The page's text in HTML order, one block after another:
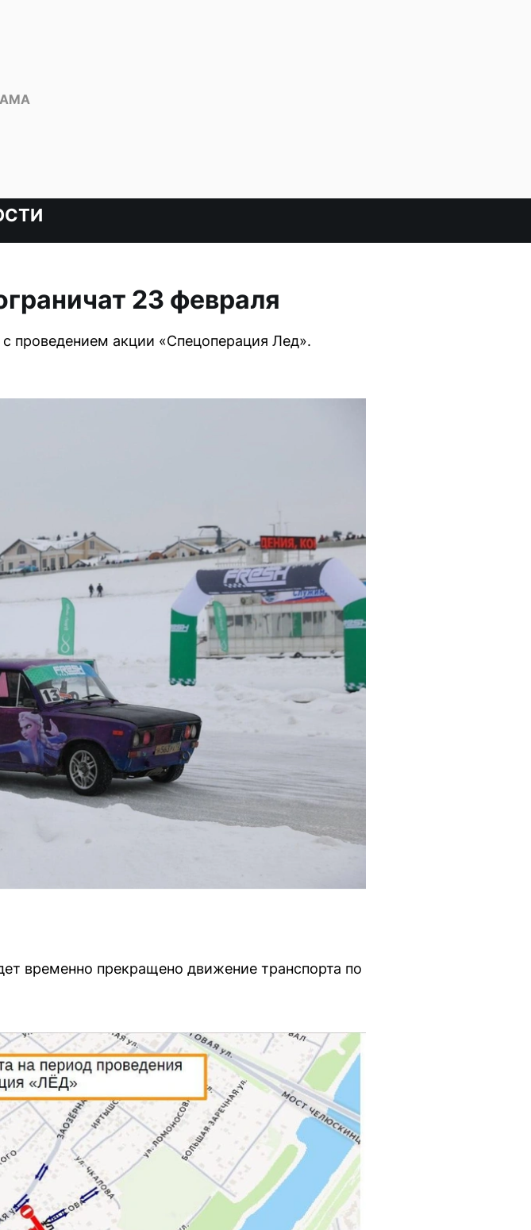
23 февраля
проведением акции «Спецоперация Лед».
временно прекращено движение транспорта по